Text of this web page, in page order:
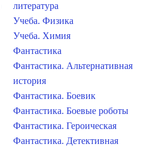
литература
Учеба. Физика
Учеба. Химия
Фантастика
Фантастика. Альтернативная
история
Фантастика. Боевик
Фантастика. Боевые роботы
Фантастика. Героическая
Фантастика. Детективная